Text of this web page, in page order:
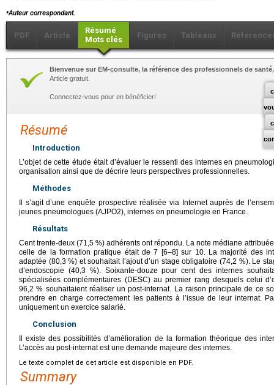
⁎Auteur correspondant.
PDF Article
Résumé
Mots clés
Figures Tableaux
Bienvenue sur EM-consulte, la référence des professionnels de santé.
Article gratuit.
Connectez-vous pour en bénéficier!
Résumé
Introduction
L’objet de cette étude était d’évaluer le ressenti des internes en
organisation ainsi que de décrire leurs perspectives professionnelles.
Méthodes
Il s’agit d’une enquête prospective réalisée via Internet auprès de
jeunes pneumologues (AJPO2), internes en pneumologie en France.
Résultats
Cent trente-deux (71,5 %) adhérents ont répondu. La note médiane
celle de la formation pratique était de 7 [6–8] sur 10. La majorité des
adaptée (80,3 %) et souhaitait l’ajout d’un stage obligatoire (74,2 %). Le
d’endoscopie (40,3 %). Soixante-douze pour cent des internes
spécialisées complémentaires (DESC) au premier rang desquels celui
96,2 % souhaitaient réaliser un post-internat. La raison principale de ce
prendre en charge correctement les patients à l’issue de leur internat.
uniquement un exercice salarié.
Conclusion
Il existe des possibilités d’amélioration de la formation théorique des
L’accès au post-internat est une demande majeure des internes.
Le texte complet de cet article est disponible en PDF.
Summary